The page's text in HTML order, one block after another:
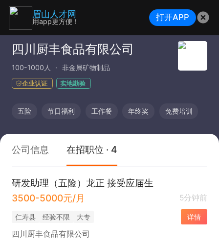
四川厨丰食品有限公司
100-1000人 非金属矿物制品
企业认证 实地勘验
五险 节日福利 工作餐 年终奖 免费培训
公司信息 在招职位 · 4
研发助理（五险）龙正 接受应届生
3500-5000元/月
5分钟前
仁寿县 经验不限 大专 详情
四川厨丰食品有限公司
眉山人才网
用app更方便！ 打开APP